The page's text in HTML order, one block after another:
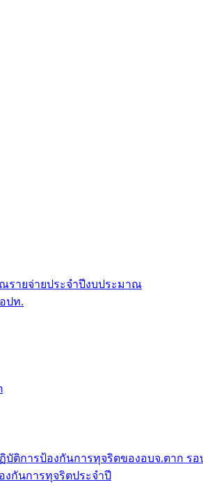
รายจ่ายประจำปีงบประมาณ
ปท.
ติการป้องกันการทุจริตของอบจ.ตาก รอ
งกันการทุจริตประจำปี